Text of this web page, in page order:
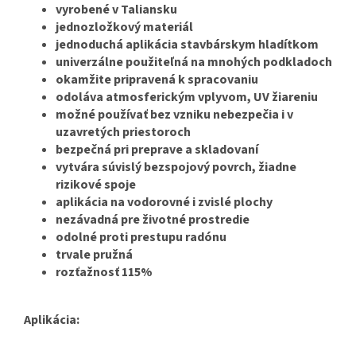
vyrobené v Taliansku
jednozložkový materiál
jednoduchá aplikácia stavbárskym hladítkom
univerzálne použiteľná na mnohých podkladoch
okamžite pripravená k spracovaniu
odoláva atmosferickým vplyvom, UV žiareniu
možné používať bez vzniku nebezpečia i v
uzavretých priestoroch
bezpečná pri preprave a skladovaní
vytvára súvislý bezspojový povrch, žiadne
rizikové spoje
aplikácia na vodorovné i zvislé plochy
nezávadná pre životné prostredie
odolné proti prestupu radónu
trvale pružná
rozťažnosť 115%
Aplikácia: